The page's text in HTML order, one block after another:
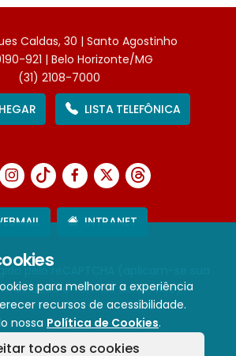
para melhorar a experiência
recursos de acessibilidade.
nossa Política de Cookies.
todos os cookies
Caldas, 30 | Santo Agostinho
921 | Belo Horizonte/MG
(31) 2108-7000
LISTA TELEFÔNICA
INTRANET
pelo reCAPTCHA (aplicam-se sua
eTermos de Serviço).
Uso e Política de Privacidade